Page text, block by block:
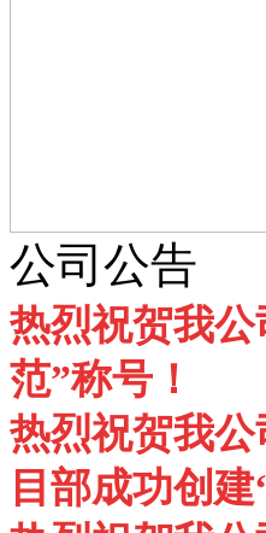
公司公告
热烈祝贺我
范”称号！
热烈祝贺我
目部成功创